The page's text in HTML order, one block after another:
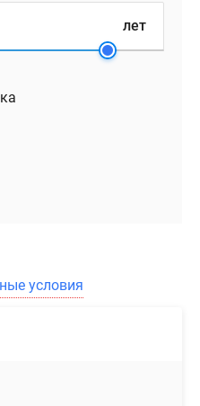
лет
условия